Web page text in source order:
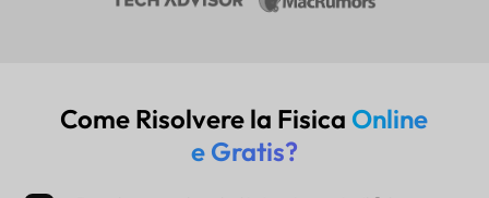
Come Risolvere la FisicaOnline
e Gratis?